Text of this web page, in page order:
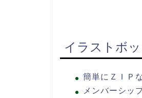
イラストボ
簡単にＺＩＰ
メンバーシッ